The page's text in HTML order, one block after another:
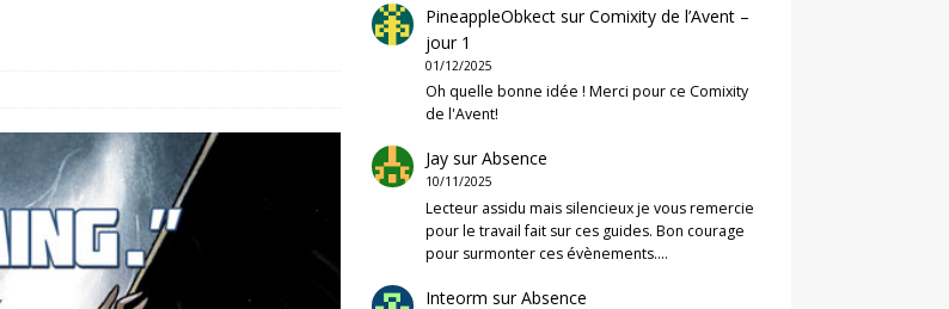
PineappleObkect surComixity de l’Avent –
jour 1
01/12/2025
Oh quelle bonne idée ! Merci pour ce Comixity
de l'Avent!
Jay surAbsence
10/11/2025
Lecteur assidu mais silencieux je vous remercie
pour le travail fait sur ces guides. Bon courage
pour surmonter ces évènements.…
Inteorm surAbsence